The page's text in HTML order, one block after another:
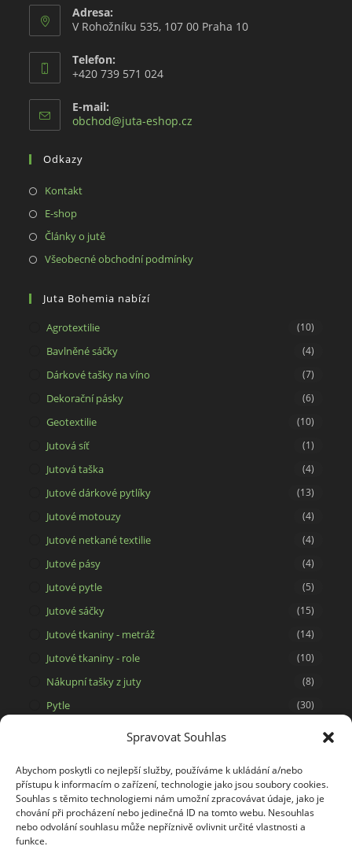
Spravovat Souhlas
Abychom poskytli co nejlepší služby, používáme k ukládání a/nebo
přístupu k informacím o zařízení, technologie jako jsou soubory cookies.
Souhlas s těmito technologiemi nám umožní zpracovávat údaje, jako je
chování při procházení nebo jedinečná ID na tomto webu. Nesouhlas
nebo odvolání souhlasu může nepříznivě ovlivnit určité vlastnosti a
funkce.
Adresa:
V Rohožníku 535, 107 00 Praha 10
Telefon:
+420 739 571 024
E-mail:
obchod@juta-eshop.cz
Odkazy
KontaktOpens
a
E-shopOpens
in
tab
Články o jutěOpens
in
new
Všeobecné obchodní podmínkyOpens
Juta Bohemia nabízí
Agrotextilie (10)
Bavlněné sáčky (4)
Dárkové tašky na víno (7)
Dekorační pásky (6)
Geotextilie (10)
Jutová síť (1)
Jutová taška (4)
Jutové dárkové pytlíky (13)
Jutové motouzy (4)
Jutové netkané textilie (4)
Jutové pásy (4)
Jutové pytle (5)
Jutové sáčky (15)
Jutové tkaniny - metráž (14)
Jutové tkaniny - role (10)
Nákupní tašky z juty (8)
Pytle (30)
Svíčky ze 100% včelího vosku (15)
Tašky a dárkové pytlíky (29)
Tašky na potisk (5)
Tkaniny